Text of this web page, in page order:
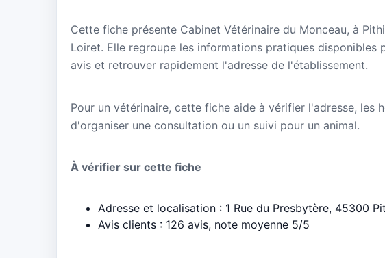
Cette fiche présente Cabinet Vétérinaire du Monceau, à
Loiret. Elle regroupe les informations pratiques disponibles
avis et retrouver rapidement l'adresse de l'établissement.
Pour un vétérinaire, cette fiche aide à vérifier l'adresse, les
d'organiser une consultation ou un suivi pour un animal.
À vérifier sur cette fiche
Adresse et localisation : 1 Rue du Presbytère, 45300
Avis clients : 126 avis, note moyenne 5/5